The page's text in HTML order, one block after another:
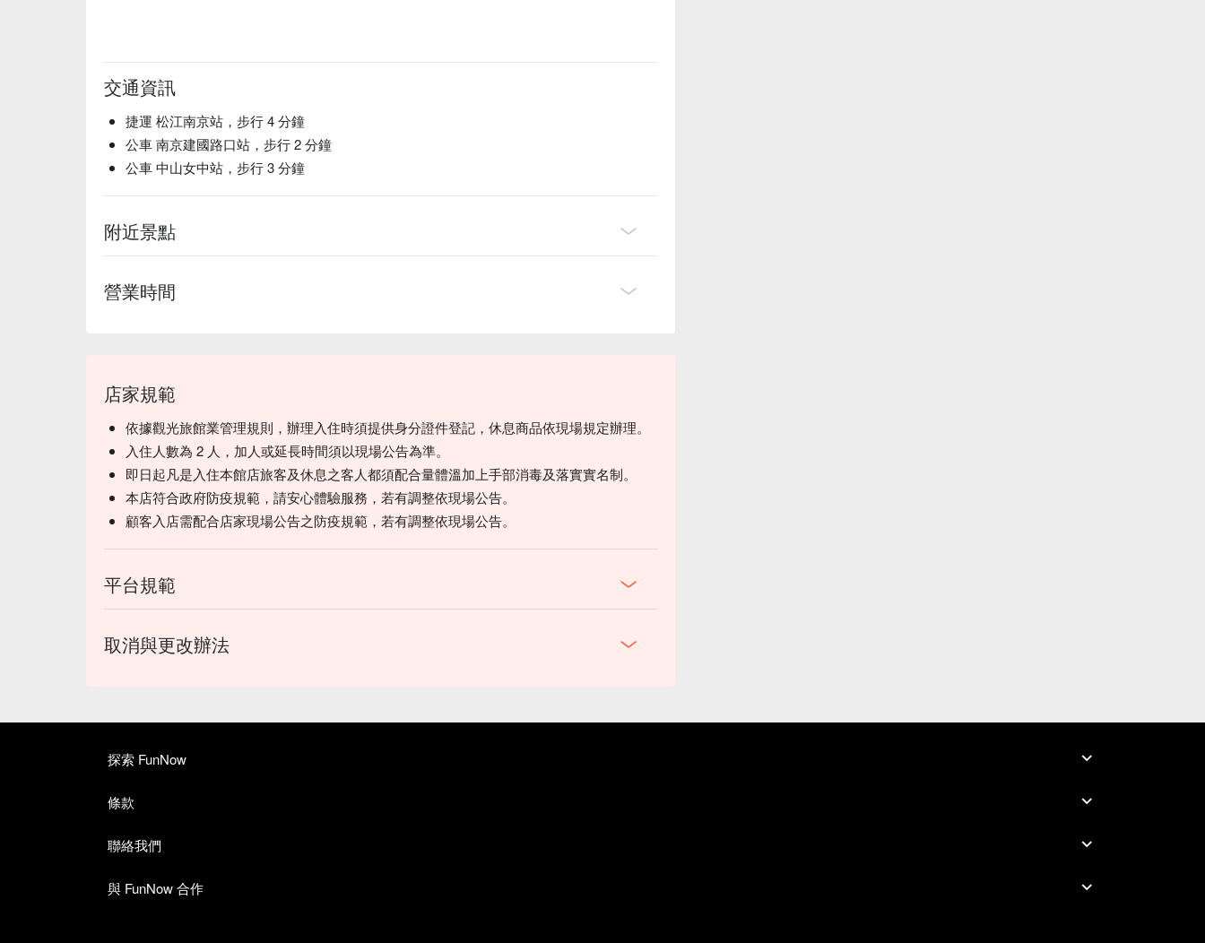
交通資訊
捷運 松江南京站，步行 4 分鐘
公車 南京建國路口站，步行 2 分鐘
公車 中山女中站，步行 3 分鐘
附近景點
營業時間
店家規範
依據觀光旅館業管理規則，辦理入住時須提供身分證件登記，休息商品依現場規定辦理。
入住人數為 2 人，加人或延長時間須以現場公告為準。
即日起凡是入住本館店旅客及休息之客人都須配合量體溫加上手部消毒及落實實名制。
本店符合政府防疫規範，請安心體驗服務，若有調整依現場公告。
顧客入店需配合店家現場公告之防疫規範，若有調整依現場公告。
平台規範
取消與更改辦法
探索 FunNow
條款
聯絡我們
與 FunNow 合作